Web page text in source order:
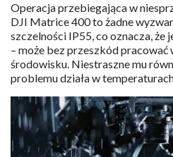
Operacja przebiegająca w
DJI Matrice 400 to żadne
szczelności IP55, co oznacza, że
– może bez przeszkód
środowisku. Niestraszne mu
problemu działa w